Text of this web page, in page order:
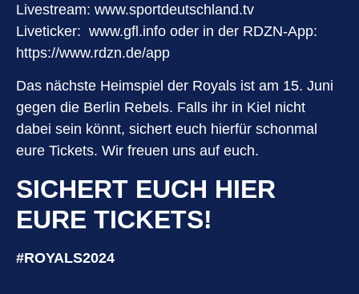
Livestream: www.sportdeutschland.tv
Liveticker: www.gfl.info oder in der RDZN-App:
https://www.rdzn.de/app
Das nächste Heimspiel der Royals ist am 15. Juni
gegen die Berlin Rebels. Falls ihr in Kiel nicht
dabei sein könnt, sichert euch hierfür schonmal
eure Tickets. Wir freuen uns auf euch.
SICHERT EUCH HIER
EURE TICKETS!
#ROYALS2024